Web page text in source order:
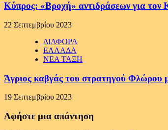
Κύπρος: «Βροχή» αντιδράσεων για τον
22 Σεπτεμβρίου 2023
ΔΙΑΦΟΡΑ
ΕΛΛΑΔΑ
ΝΕΑ ΤΑΞΗ
Άγριος καβγάς του στρατηγού Φλώρου
19 Σεπτεμβρίου 2023
Αφήστε μια απάντηση